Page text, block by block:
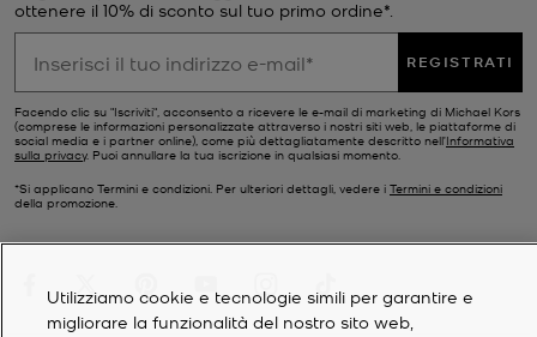
ottenere il 10% di sconto sul tuo primo ordine*.
REGISTRATI
Facendo clic su "Iscriviti", acconsento a ricevere le e-mail di marketing di Michael Kors
(comprese le informazioni personalizzate attraverso i nostri siti web, le piattaforme di
social media e i partner online), come più dettagliatamente descritto nell’Informativa
sulla privacy. Puoi annullare la tua iscrizione in qualsiasi momento.
*Si applicano Termini e condizioni. Per ulteriori dettagli, vedere i Termini e condizioni
della promozione.
Utilizziamo cookie e tecnologie simili per garantire e
migliorare la funzionalità del nostro sito web,